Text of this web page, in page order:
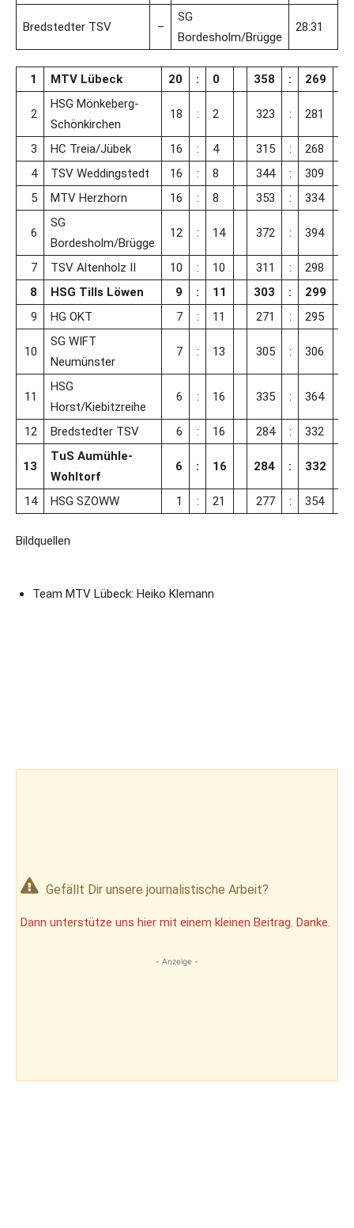
Bredstedter TSV –
SG
Bordesholm/Brügge
28:31
1 MTV Lübeck 20 : 0 358 : 269
2
HSG Mönkeberg-
Schönkirchen
18 : 2 323 : 281
3 HC Treia/Jübek 16 : 4 315 :
268
4
TSV Weddingstedt 16 : 8 344 :
309
5
MTV Herzhorn 16 : 8 353 : 334
6
SG
Bordesholm/Brügge
12 : 14 372 : 394
7 TSV Altenholz II 10 : 10 311 :
298
8
HSG Tills Löwen 9 : 11 303 :
299
9
HG OKT 7 : 11 271 : 295
10
SG WIFT
Neumünster
7 : 13 305 : 306
11
HSG
Horst/Kiebitzreihe
6 : 16 335 : 364
12 Bredstedter TSV 6 : 16 284 : 332
13
TuS Aumühle-
Wohltorf
6 : 16 284 : 332
14 HSG SZOWW 1 : 21 277 : 354
Bildquellen
Team MTV Lübeck: Heiko Klemann
Gefällt Dir unsere journalistische Arbeit?
Dann unterstütze uns hier mit einem kleinen Beitrag. Danke.
- Anzeige -